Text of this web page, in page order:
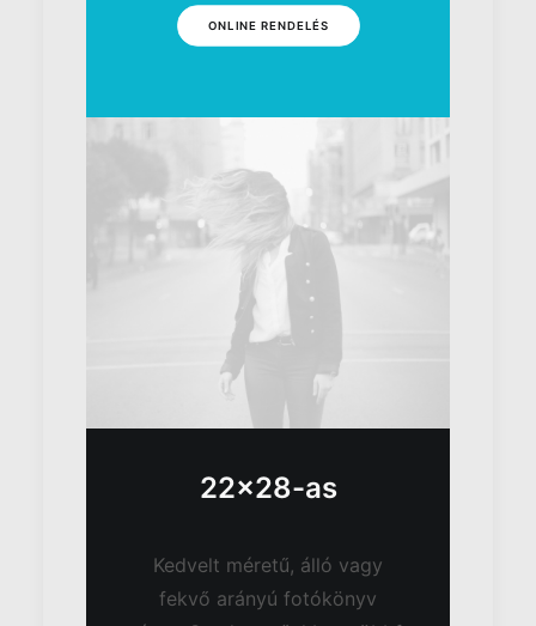
ONLINE RENDELÉS
22x28-as
Kedvelt méretű, álló vagy
fekvő arányú fotókönyv